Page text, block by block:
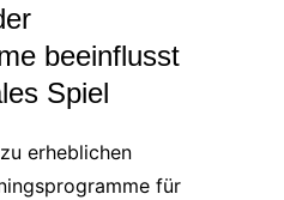
beeinflusst
Spiel
erheblichen
für